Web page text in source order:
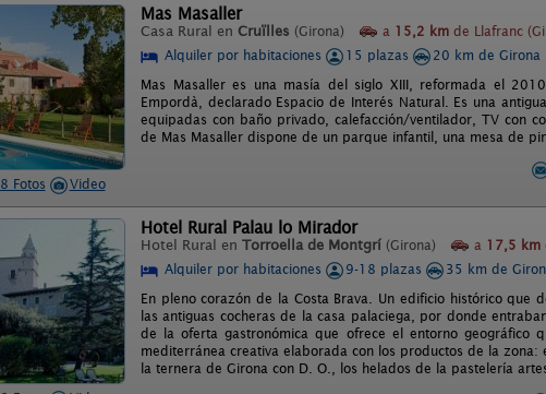
8 Fotos Video
Mas Masaller
Casa Rural en Cruïlles (Girona) a 15,2 km de Llafranc
Alquiler por habitaciones
15 plazas 20 km de Girona
Mas Masaller es una masía del siglo XIII, reformada el
Empordà, declarado Espacio de Interés Natural. Es una
equipadas con baño privado, calefacción/ventilador, TV con
de Mas Masaller dispone de un parque infantil, una mesa de
Hotel Rural Palau lo Mirador
Hotel Rural en Torroella de Montgrí (Girona) a 17,5 km
Alquiler por habitaciones
9-18 plazas
35 km de
En pleno corazón de la Costa Brava. Un edificio histórico que
las antiguas cocheras de la casa palaciega, por donde
de la oferta gastronómica que ofrece el entorno geográfico
mediterránea creativa elaborada con los productos de la zona:
la ternera de Girona con D. O., los helados de la pastelería